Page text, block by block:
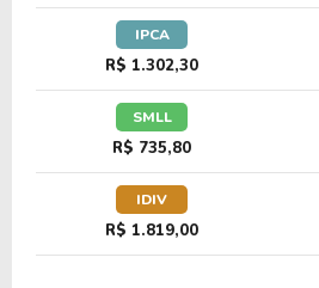
IPCA
R$ 1.302,30
SMLL
R$ 735,80
IDIV
R$ 1.819,00